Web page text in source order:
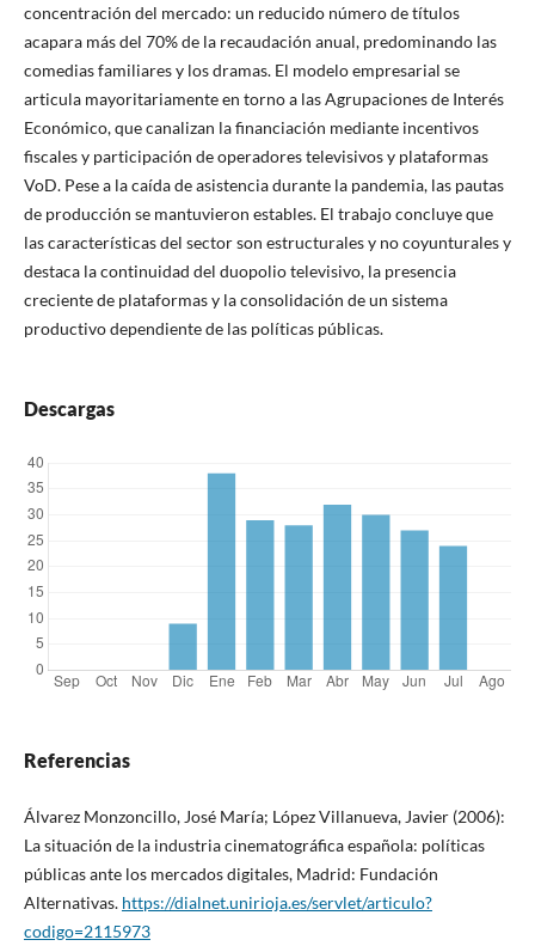
concentración del mercado: un reducido número de títulos
acapara más del 70% de la recaudación anual, predominando las
comedias familiares y los dramas. El modelo empresarial se
articula mayoritariamente en torno a las Agrupaciones de Interés
Económico, que canalizan la financiación mediante incentivos
fiscales y participación de operadores televisivos y plataformas
VoD. Pese a la caída de asistencia durante la pandemia, las pautas
de producción se mantuvieron estables. El trabajo concluye que
las características del sector son estructurales y no coyunturales y
destaca la continuidad del duopolio televisivo, la presencia
creciente de plataformas y la consolidación de un sistema
productivo dependiente de las políticas públicas.
Descargas
Referencias
Álvarez Monzoncillo, José María; López Villanueva, Javier (2006):
La situación de la industria cinematográfica española: políticas
públicas ante los mercados digitales, Madrid: Fundación
Alternativas. https://dialnet.unirioja.es/servlet/articulo?
codigo=2115973